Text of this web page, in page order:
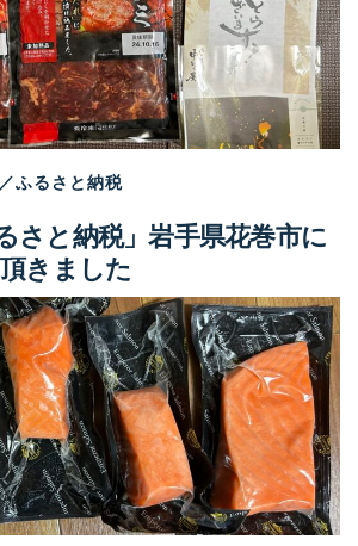
ふるさと納税
さと納税」岩手県花巻市に
きました